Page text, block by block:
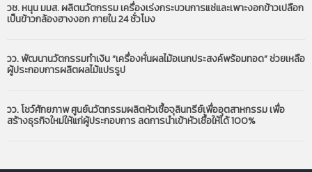
วช. หนุน มมส. ผลิตนวัตกรรม เครื่องเร่งกระบวนการแช่และเพาะงอกข้าวเปลือก
เป็นข้าวกล้องฮางงอก ภายใน 24 ชั่วโมง
วว. พัฒนานวัตกรรมทำเงิน “เครื่องหั่นผลไม้อเนกประสงค์พร้อมทอด” ช่วยเหลือ
ผู้ประกอบการผลิตผลไม้แปรรูป
วว. โชว์ศักยภาพ ศูนย์นวัตกรรมผลิตหัวเชื้อจุลินทรีย์เพื่ออุตสาหกรรม เพื่อ
สร้างธุรกิจใหม่ให้แก่ผู้ประกอบการ ลดการนำเข้าหัวเชื้อให้ได้ 100%